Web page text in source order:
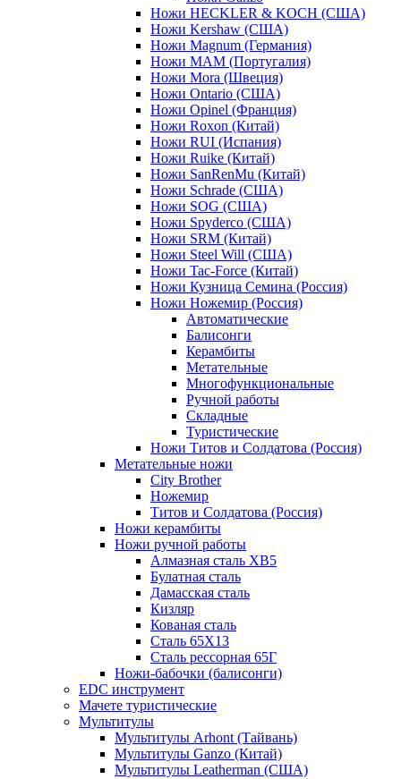
Ножи HECKLER & KOCH (США)
Ножи Kershaw (США)
Ножи Magnum (Германия)
Ножи MAM (Португалия)
Ножи Mora (Швеция)
Ножи Ontario (США)
Ножи Opinel (Франция)
Ножи Roxon (Китай)
Ножи RUI (Испания)
Ножи Ruike (Китай)
Ножи SanRenMu (Китай)
Ножи Schrade (США)
Ножи SOG (США)
Ножи Spyderco (США)
Ножи SRM (Китай)
Ножи Steel Will (США)
Ножи Tac-Force (Китай)
Ножи Кузница Семина (Россия)
Ножи Ножемир (Россия)
Автоматические
Балисонги
Керамбиты
Метательные
Многофункциональные
Ручной работы
Складные
Туристические
Ножи Титов и Солдатова (Россия)
Метательные ножи
City Brother
Ножемир
Титов и Солдатова (Россия)
Ножи керамбиты
Ножи ручной работы
Алмазная сталь ХВ5
Булатная сталь
Дамасская сталь
Кизляр
Кованая сталь
Сталь 65Х13
Сталь рессорная 65Г
Ножи-бабочки (балисонги)
EDC инструмент
Мачете туристические
Мультитулы
Мультитулы Arhont (Тайвань)
Мультитулы Ganzo (Китай)
Мультитулы Leatherman (США)